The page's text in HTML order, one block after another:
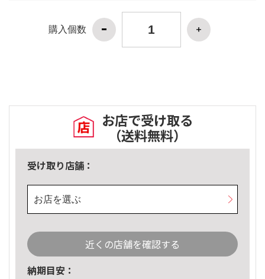
購入個数
お店で受け取る
（送料無料）
受け取り店舗：
お店を選ぶ
近くの店舗を確認する
納期目安：